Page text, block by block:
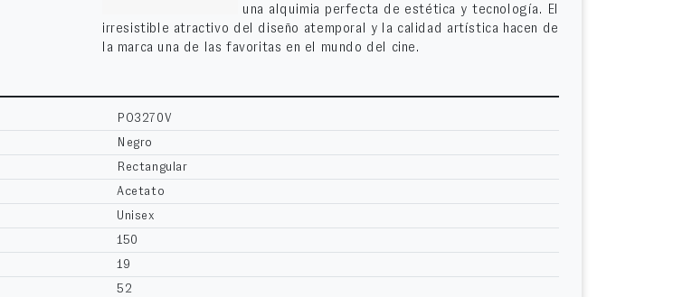
una alquimia perfecta de estética y tecnología. El
irresistible atractivo del diseño atemporal y la calidad artística hacen de
la marca una de las favoritas en el mundo del cine.
PO3270V
Negro
Rectangular
Acetato
Unisex
150
19
52